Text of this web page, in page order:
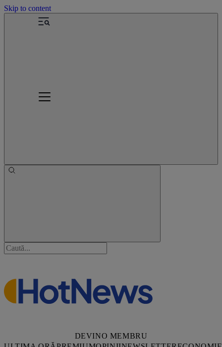
Skip to content
DEVINO MEMBRU